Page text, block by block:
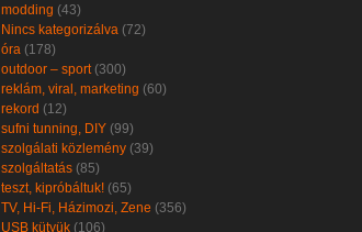
modding (43)
Nincs kategorizálva (72)
óra (178)
outdoor – sport(300)
reklám, viral, marketing (60)
rekord (12)
sufni tunning, DIY (99)
szolgálati közlemény (39)
szolgáltatás (85)
teszt, kipróbáltuk! (65)
TV, Hi-Fi, Házimozi, Zene (356)
USB kütyük (106)